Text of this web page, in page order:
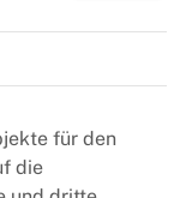
für den
die